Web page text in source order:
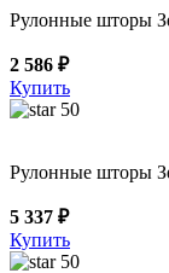
Рулонные шторы
2 586 ₽
Купить
50
Рулонные шторы
5 337 ₽
Купить
50